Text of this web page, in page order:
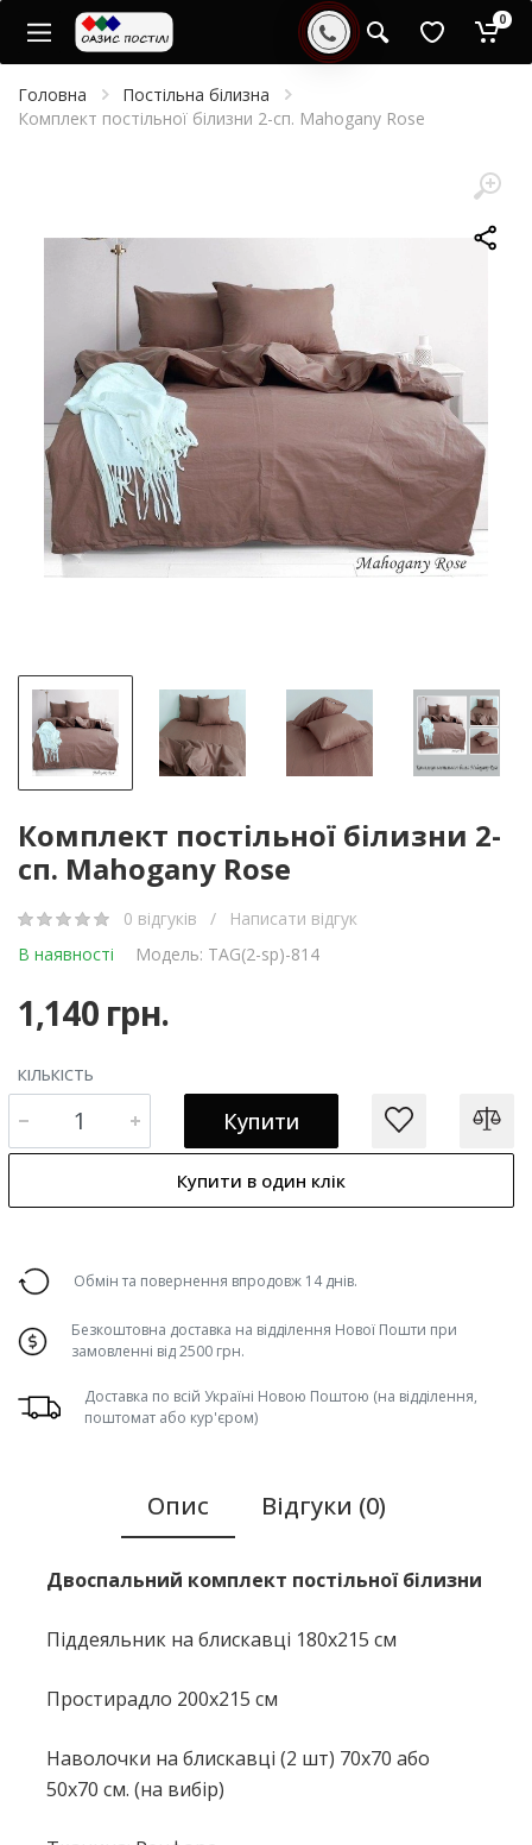
0
Головна
Постільна білизна
Комплект постільної білизни 2-сп. Mahogany Rose
Комплект постільної білизни 2-
сп. Mahogany Rose
0 відгуків /
Написати відгук
В наявності
Модель: TAG(2-sp)-814
1,140 грн.
КІЛЬКІСТЬ
Купити
Купити в один клік
Обмін та повернення впродовж 14 днів.
Безкоштовна доставка на відділення Нової Пошти при
замовленні від 2500 грн.
Доставка по всій Україні Новою Поштою (на відділення,
поштомат або кур'єром)
Опис Відгуки (0)
Двоспальний комплект постільної білизни
Піддеяльник на блискавці 180x215 см
Простирадло 200x215 см
Наволочки на блискавці (2 шт) 70x70 або
50х70 см. (на вибір)